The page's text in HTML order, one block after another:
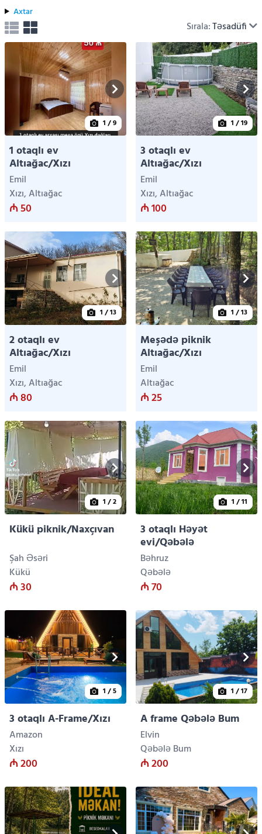
Axtar
Sırala:Təsadüfi
1 / 9
1 otaqlı ev
Altıağac/Xızı
Emil
Xızı, Altıağac
₼ 50
1 / 19
3 otaqlı ev
Altıağac/Xızı
Emil
Xızı, Altıağac
₼ 100
1 / 13
2 otaqlı ev
Altıağac/Xızı
Emil
Xızı, Altıağac
₼ 80
1 / 13
Meşədə piknik
Altıağac/Xızı
Emil
Altıağac
₼ 25
1 / 2
Kükü piknik/Naxçıvan
Şah Əsəri
Kükü
₼ 30
1 / 11
3 otaqlı Həyət
evi/Qəbələ
Bəhruz
Qəbələ
₼ 70
1 / 5
3 otaqlı A-Frame/Xızı
Amazon
Xızı
₼ 200
1 / 17
A frame Qəbələ Bum
Elvin
Qəbələ Bum
₼ 200